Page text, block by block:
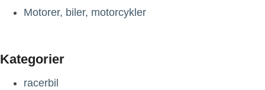
Motorer, biler, motorcykler
Kategorier
racerbil